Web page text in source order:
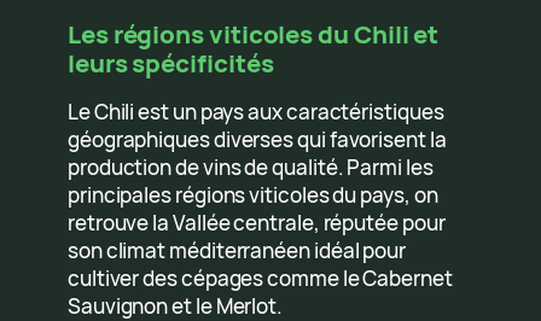
Les régions viticoles du Chili et
leurs spécificités
Le Chili est un pays aux caractéristiques
géographiques diverses qui favorisent la
production de vins de qualité. Parmi les
principales régions viticoles du pays, on
retrouve la Vallée centrale, réputée pour
son climat méditerranéen idéal pour
cultiver des cépages comme le Cabernet
Sauvignon et le Merlot.